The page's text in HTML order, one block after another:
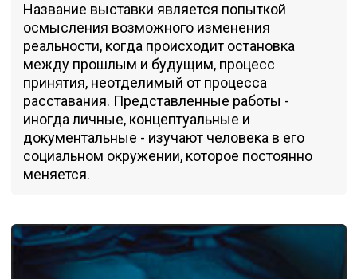
Название выставки является попыткой
осмысления возможного изменения
реальности, когда происходит остановка
между прошлым и будущим, процесс
принятия, неотделимый от процесса
расставания. Представленные работы -
иногда личные, концептуальные и
документальные - изучают человека в его
социальном окружении, которое постоянно
меняется.